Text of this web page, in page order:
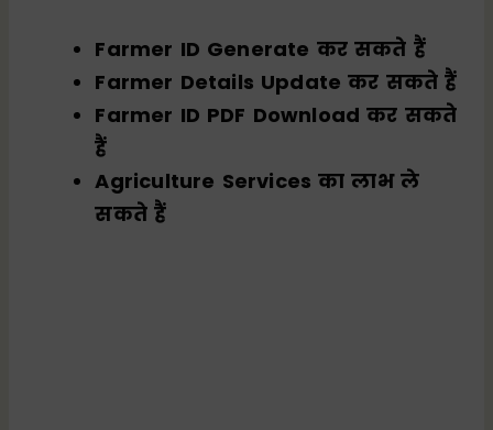
Farmer ID Generate कर सकते हैं
Farmer Details Update कर सकते हैं
Farmer ID PDF Download कर सकते
हैं
Agriculture Services का लाभ ले
सकते हैं